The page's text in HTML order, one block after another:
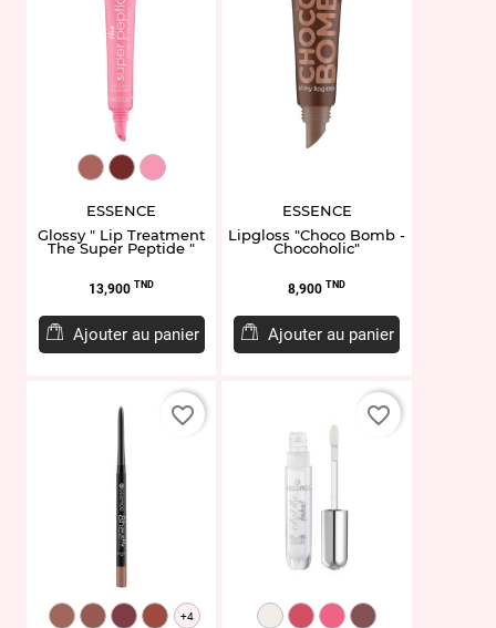
EL951864.03
EL959329.06
EL951862.02
ESSENCE
Glossy " Lip Treatment
The Super Peptide "
Prix
13,900 TND
Ajouter au panier
ESSENCE
Lipgloss "Choco Bomb -
Chocoholic"
Prix
8,900 TND
Ajouter au panier
EL938419.01
EL938423.02
EL954282.19
EL938427.03
+4
favorite_border
EL958512.100
EL958513.101
EL958514.102
EL958515.103
favorite_border